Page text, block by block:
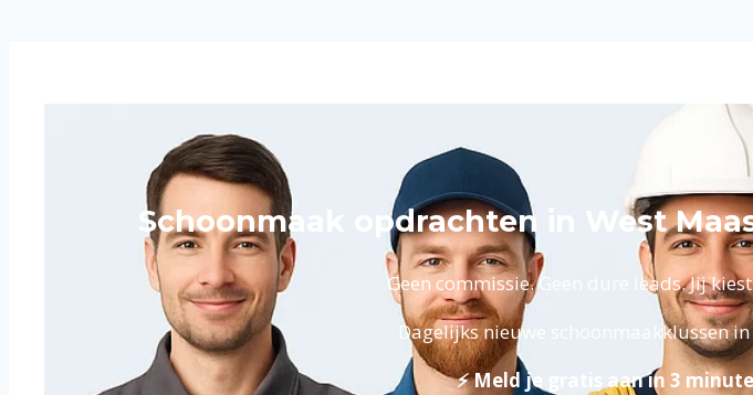
Schoonmaak opdrachten in West
Geen commissie. Geen dure leads. Jij
Dagelijks nieuwe schoonmaakklussen in
⚡ Meld je gratis aan in 3